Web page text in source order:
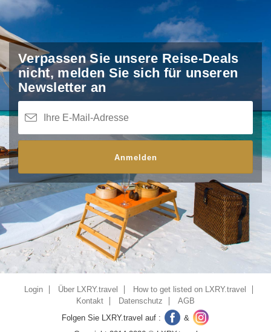
Verpassen Sie unsere Reise-Deals
nicht, melden Sie sich für unseren
Newsletter an
Anmelden
Login Über LXRY.travel
How to get listed on LXRY.travel
Kontakt
Datenschutz
AGB
Folgen Sie LXRY.travel auf :
&